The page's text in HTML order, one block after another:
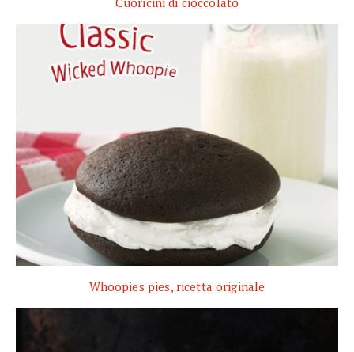
Whoopies pies, ricetta originale